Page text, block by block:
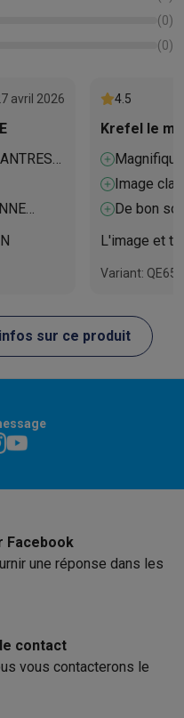
Réfrigerateurs avec
Bluetooth avec des éco-
éco-chèques
Cashbacks
votre machine à laver
CuisinePlus...
multimedia & téléphonie
(0)
(0)
avril 2026 4.5
Krefel le
Image
De bon
L'image et
Variant:
sur ce produit
Facebook
une réponse dans les
contact
vous contacterons le